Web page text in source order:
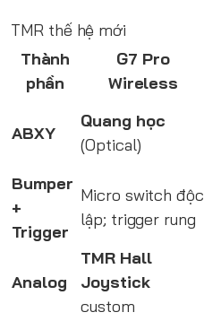
TMR thế hệ mới
Thành
phần
G7 Pro
Wireless
ABXY
Quang học
(Optical)
Bumper
+
Trigger
Micro switch độc
lập; trigger rung
Analog
TMR Hall
Joystick
custom